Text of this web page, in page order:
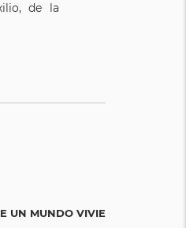
de la
UN MUNDO VIVIENTE